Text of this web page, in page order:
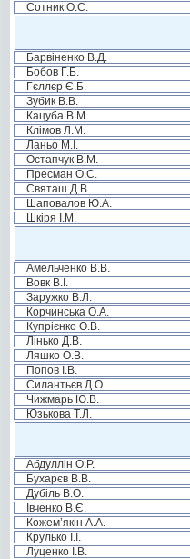
Сотник О.С.
Барвіненко В.Д.
Бобов Г.Б.
Гєллєр Є.Б.
Зубик В.В.
Кацуба В.М.
Клімов Л.М.
Ланьо М.І.
Остапчук В.М.
Пресман О.С.
Святаш Д.В.
Шаповалов Ю.А.
Шкіря І.М.
Амельченко В.В.
Вовк В.І.
Заружко В.Л.
Корчинська О.А.
Купрієнко О.В.
Лінько Д.В.
Ляшко О.В.
Попов І.В.
Силантьєв Д.О.
Чижмарь Ю.В.
Юзькова Т.Л.
Абдуллін О.Р.
Бухарєв В.В.
Дубіль В.О.
Івченко В.Є.
Кожем’якін А.А.
Крулько І.І.
Луценко І.В.